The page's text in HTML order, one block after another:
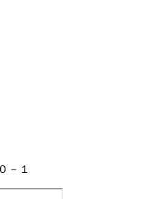
－１